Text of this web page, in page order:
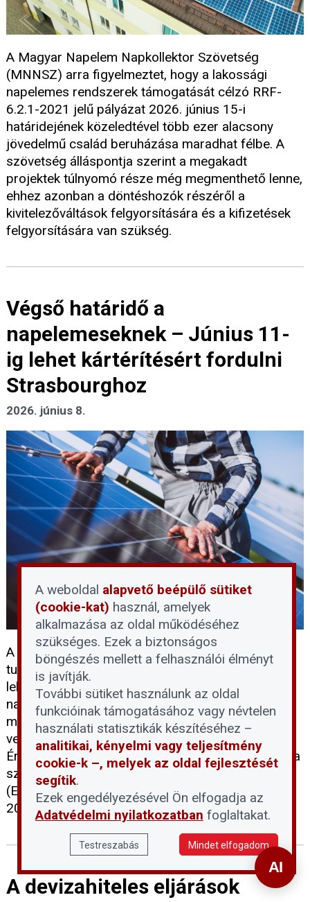
A Magyar Napelem Napkollektor Szövetség
(MNNSZ) arra figyelmeztet, hogy a lakossági
napelemes rendszerek támogatását célzó RRF-
6.2.1-2021 jelű pályázat 2026. június 15-i
határidejének közeledtével több ezer alacsony
jövedelmű család beruházása maradhat félbe. A
szövetség álláspontja szerint a megakadt
projektek túlnyomó része még megmenthető lenne,
ehhez azonban a döntéshozók részéről a
kivitelezőváltások felgyorsítására és a kifizetések
felgyorsítására van szükség.
Végső határidő a
napelemeseknek – Június 11-
ig lehet kártérítésért fordulni
Strasbourghoz
2026. június 8.
A háztartási méretű kiserőművek (HMKE)
tulajdonosai számára elérkezett az utolsó jogi
lehetőség, hogy kompenzációt kérjenek a
napelemes elszámolási rendszer utólagos
megváltoztatása miatt elszenvedett anyagi
veszteségeikért. A Napelem-felhasználók
Érdekvédelmi Platformja (NÉP) Egyesület felhívása
szerint az Emberi Jogok Európai Bíróságához
(EJEB) benyújtandó egyéni kártérítési kérelmeket
2026. június 11-ig kell postára adni.
A devizahiteles eljárások
A weboldal alapvető beépülő sütiket
(cookie-kat) használ, amelyek
alkalmazása az oldal működéséhez
szükséges. Ezek a biztonságos
böngészés mellett a felhasználói élményt
is javítják.
További sütiket használunk az oldal
funkcióinak támogatásához vagy névtelen
használati statisztikák készítéséhez –
analitikai, kényelmi vagy teljesítmény
cookie-k –, melyek az oldal fejlesztését
segítik.
Ezek engedélyezésével Ön elfogadja az
Adatvédelmi nyilatkozatban foglaltakat.
Testreszabás Mindet elfogadom